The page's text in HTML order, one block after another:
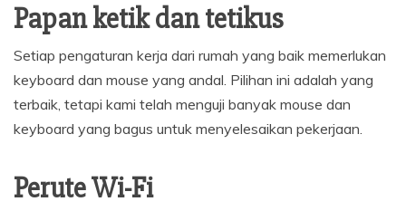
Papan ketik dan tetikus
Setiap pengaturan kerja dari rumah yang baik memerlukan
keyboard dan mouse yang andal. Pilihan ini adalah yang
terbaik, tetapi kami telah menguji banyak mouse dan
keyboard yang bagus untuk menyelesaikan pekerjaan.
Perute Wi-Fi